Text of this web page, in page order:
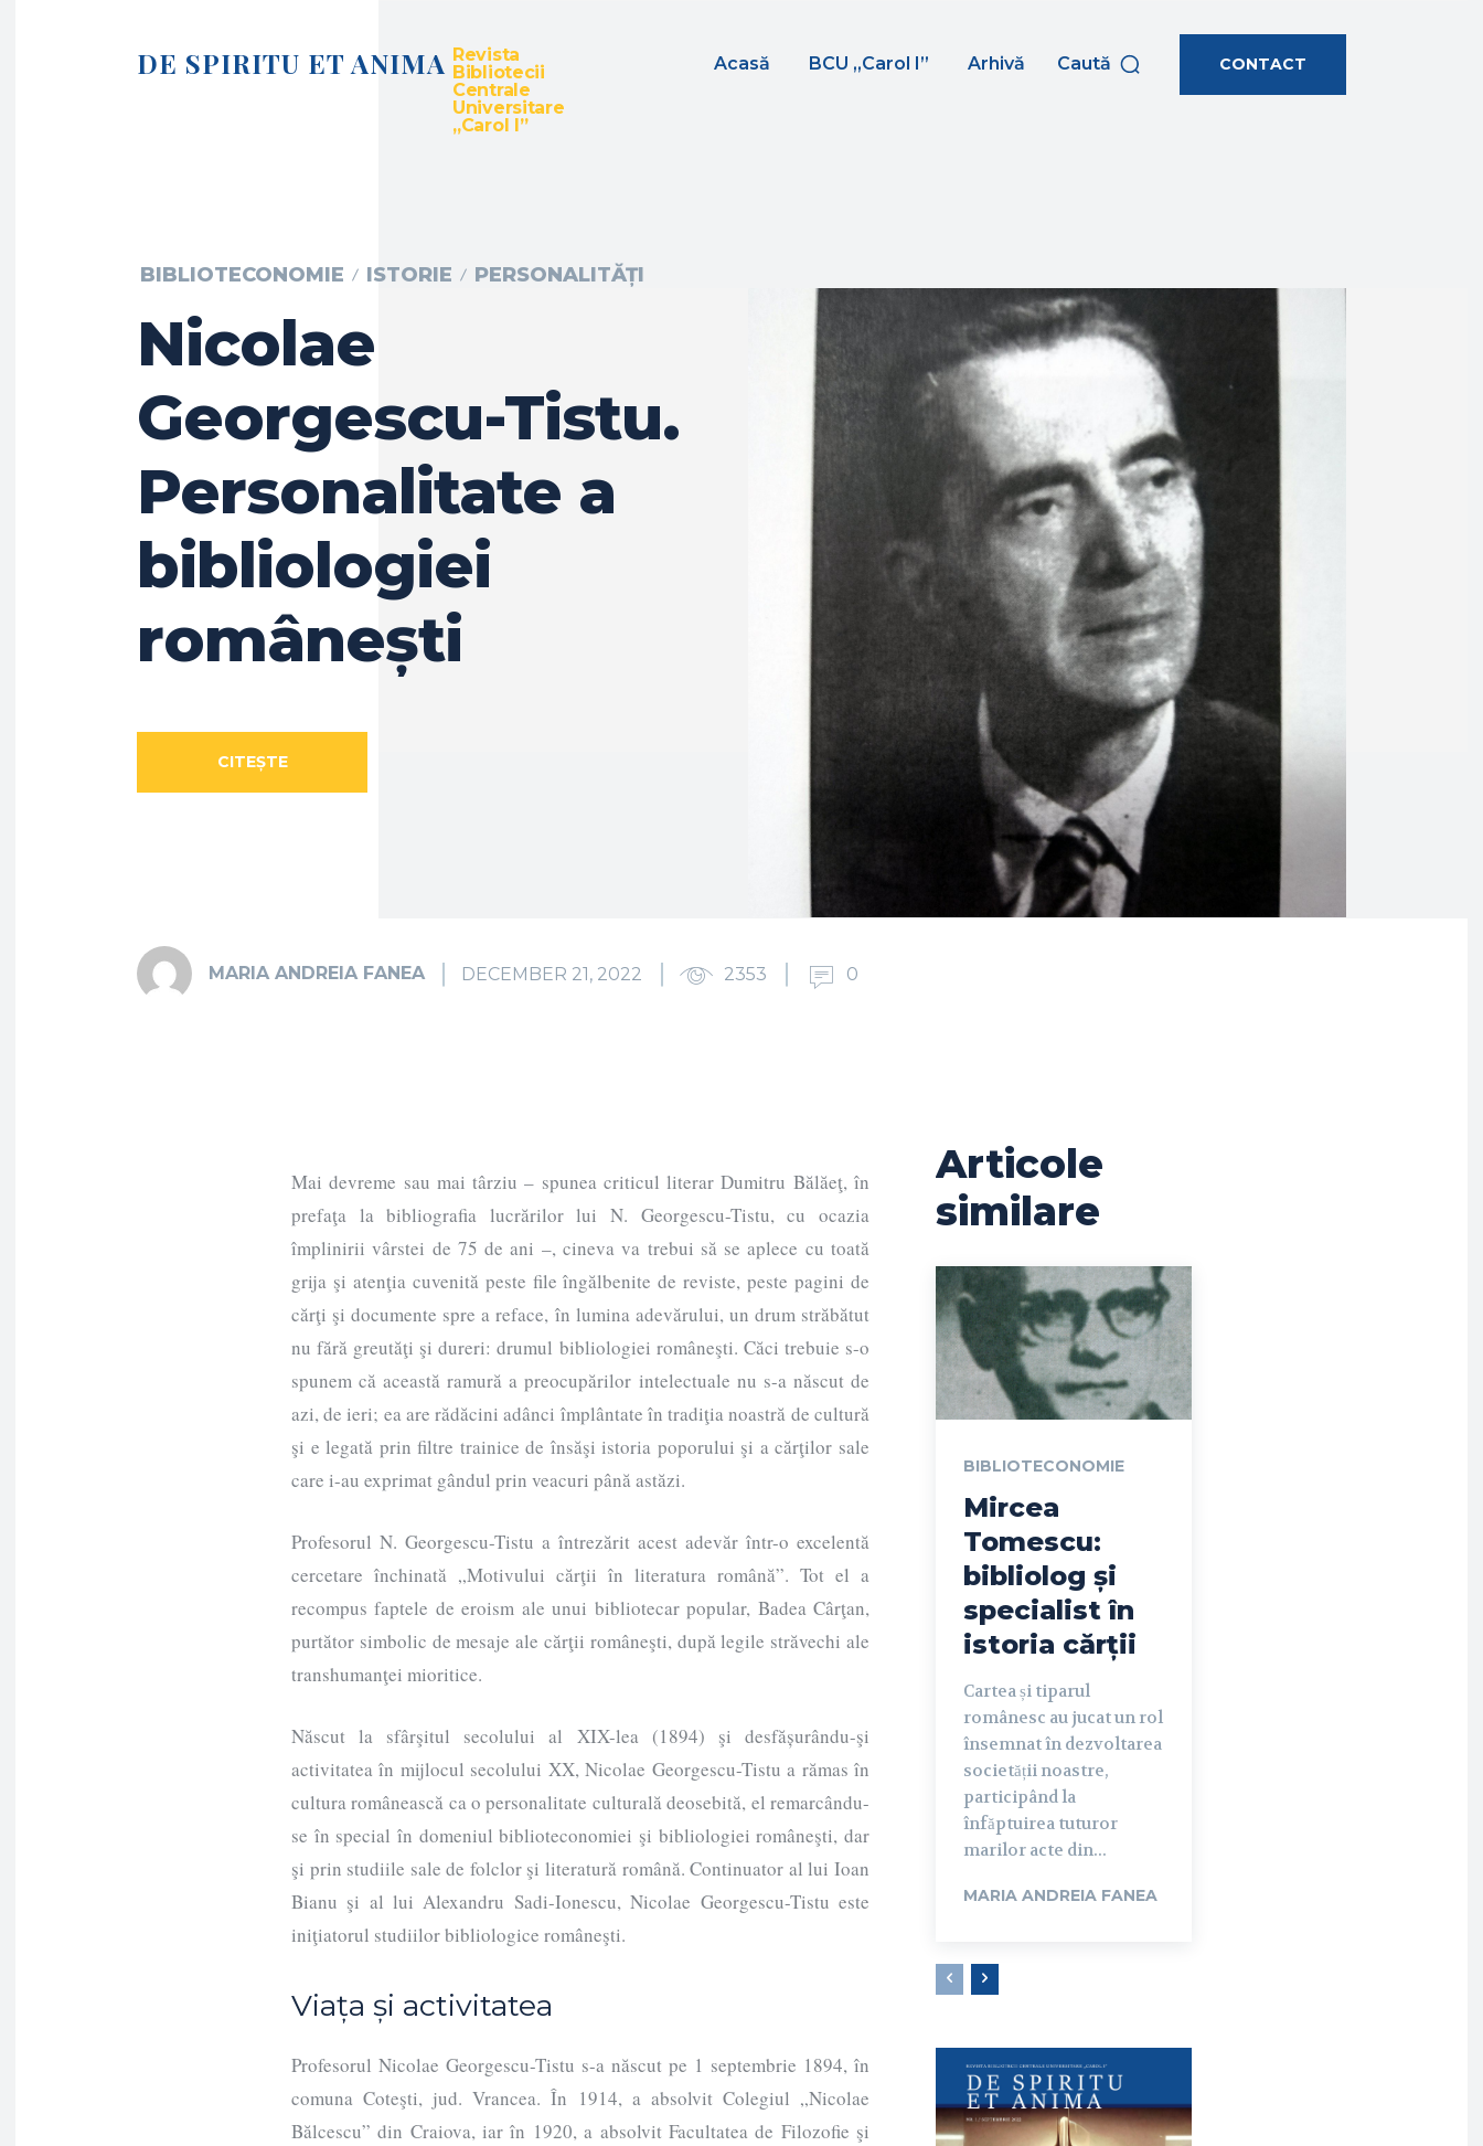
DE SPIRITU ET ANIMA Revista
Bibliotecii
Centrale
Universitare
„Carol I”
Acasă BCU „Carol I” Arhivă Caută CONTACT
BIBLIOTECONOMIE ISTORIE PERSONALITĂȚI
Nicolae
Georgescu-Tistu.
Personalitate a
bibliologiei
românești
CITEȘTE
MARIA ANDREIA FANEA DECEMBER 21, 2022 2353 0
Mai devreme sau mai târziu – spunea criticul literar Dumitru Bălăeţ, în
prefaţa la bibliografia lucrărilor lui N. Georgescu-Tistu, cu ocazia
împlinirii vârstei de 75 de ani –, cineva va trebui să se aplece cu toată
grija şi atenţia cuvenită peste file îngălbenite de reviste, peste pagini de
cărţi şi documente spre a reface, în lumina adevărului, un drum străbătut
nu fără greutăţi şi dureri: drumul bibliologiei româneşti. Căci trebuie s-o
spunem că această ramură a preocupărilor intelectuale nu s-a născut de
azi, de ieri; ea are rădăcini adânci împlântate în tradiţia noastră de cultură
şi e legată prin filtre trainice de însăşi istoria poporului şi a cărţilor sale
care i-au exprimat gândul prin veacuri până astăzi.
Profesorul N. Georgescu-Tistu a întrezărit acest adevăr într-o excelentă
cercetare închinată „Motivului cărţii în literatura română”. Tot el a
recompus faptele de eroism ale unui bibliotecar popular, Badea Cârţan,
purtător simbolic de mesaje ale cărţii româneşti, după legile străvechi ale
transhumanţei mioritice.
Născut la sfârşitul secolului al XIX-lea (1894) şi desfășurându-şi
activitatea în mijlocul secolului XX, Nicolae Georgescu-Tistu a rămas în
cultura românească ca o personalitate culturală deosebită, el remarcându-
se în special în domeniul biblioteconomiei şi bibliologiei româneşti, dar
şi prin studiile sale de folclor şi literatură română. Continuator al lui Ioan
Bianu şi al lui Alexandru Sadi-Ionescu, Nicolae Georgescu-Tistu este
iniţiatorul studiilor bibliologice româneşti.
Viața și activitatea
Profesorul Nicolae Georgescu-Tistu s-a născut pe 1 septembrie 1894, în
comuna Coteşti, jud. Vrancea. În 1914, a absolvit Colegiul „Nicolae
Bălcescu” din Craiova, iar în 1920, a absolvit Facultatea de Filozofie şi
Articole
similare
BIBLIOTECONOMIE
Mircea
Tomescu:
bibliolog și
specialist în
istoria cărții
Cartea și tiparul
românesc au jucat un rol
însemnat în dezvoltarea
societății noastre,
participând la
înfăptuirea tuturor
marilor acte din...
MARIA ANDREIA FANEA